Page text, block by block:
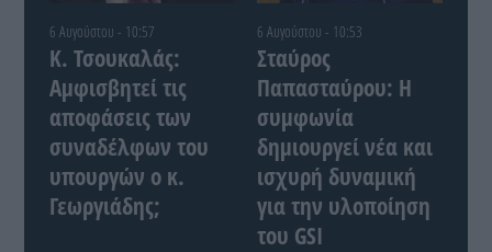
6 Αυγούστου - 10:57
Κ. Τσουκαλάς:
Αμφισβητεί τις
αποφάσεις των
συναδέλφων του
υπουργών ο κ.
Γεωργιάδης;
6 Αυγούστου - 10:53
Σταύρος
Παπασταύρου: Η
συμφωνία
δημιουργεί νέα και
ισχυρή δυναμική
για την υλοποίηση
του GSI